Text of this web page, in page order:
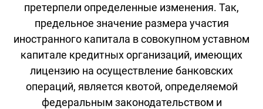
претерпели определенные изменения. Так,
предельное значение размера участия
иностранного капитала в совокупном уставном
капитале кредитных организаций, имеющих
лицензию на осуществление банковских
операций, является квотой, определяемой
федеральным законодательством и